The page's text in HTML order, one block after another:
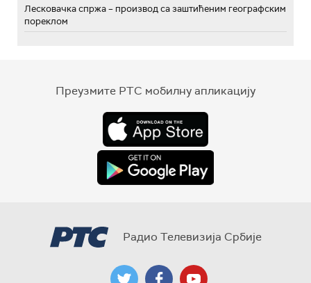
Лесковачка спржа – производ са заштићеним географским
пореклом
Преузмите РТС мобилну апликацију
Радио Телевизија Србије